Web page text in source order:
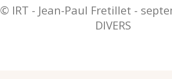
© IRT - Jean-Paul Fretillet -
DIVERS